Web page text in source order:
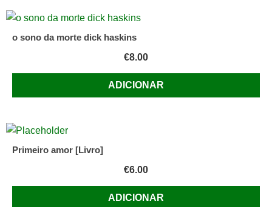
o sono da morte dick haskins
€8.00
ADICIONAR
Primeiro amor [Livro]
€6.00
ADICIONAR